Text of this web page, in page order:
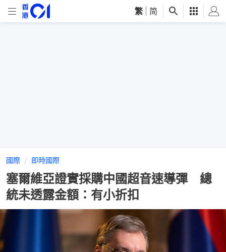
繁 简
國際 即時國際
塞爾維亞證實採購中國超音速導彈 總
統未透露金額：有小折扣